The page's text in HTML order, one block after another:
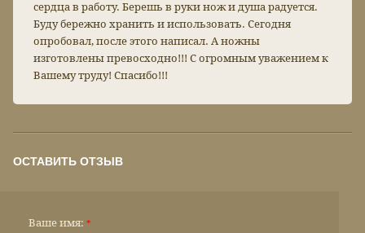
сердца в работу. Берешь в руки нож и душа радуется.
Буду бережно хранить и использовать. Сегодня
опробовал, после этого написал. А ножны
изготовлены превосходно!!! С огромным уважением к
Вашему труду! Спасибо!!!
ОСТАВИТЬ ОТЗЫВ
Ваше имя: *